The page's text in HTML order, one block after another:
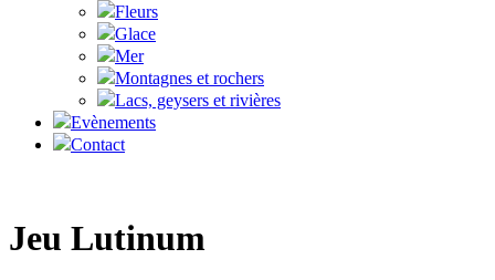
Fleurs
Glace
Mer
Montagnes et rochers
Lacs, geysers et rivières
Evènements
Contact
Jeu Lutinum